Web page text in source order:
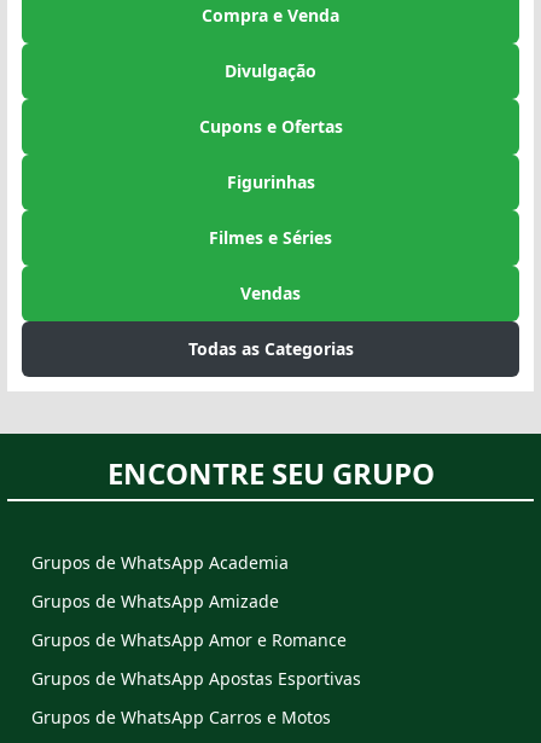
Compra e Venda
Divulgação
Cupons e Ofertas
Figurinhas
Filmes e Séries
Vendas
Todas as Categorias
ENCONTRE SEU GRUPO
Grupos de WhatsApp Academia
Grupos de WhatsApp Amizade
Grupos de WhatsApp Amor e Romance
Grupos de WhatsApp Apostas Esportivas
Grupos de WhatsApp Carros e Motos